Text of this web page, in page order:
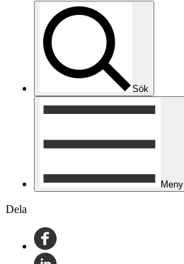
Sök
Meny
Dela